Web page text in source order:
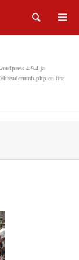
検索
4.9.4-ja-
breadcrumb.php on line